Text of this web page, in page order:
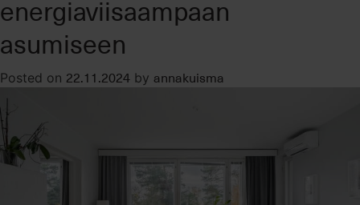
energiaviisaampaan
asumiseen
Posted on 22.11.2024 by annakuisma